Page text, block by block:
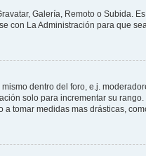
Galería, Remoto o Subida.
con La Administración para que
dentro del foro, e.j.
solo para incrementar su
tomar medidas mas drásticas,